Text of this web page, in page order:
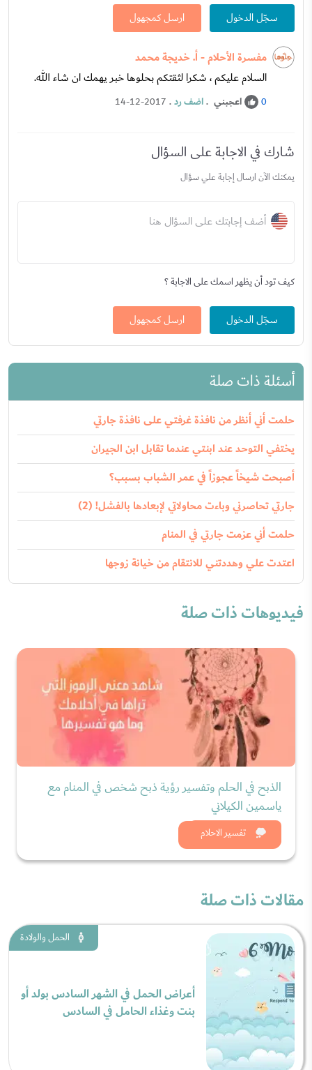
سجّل الدخول ارسل كمجهول
مفسرة الأحلام - أ. خديجة محمد
السلام عليكم ، شكرا لثقتكم بحلوها خبر يهمك ان شاء الله.
0 اعجبني .اضف رد.
14-12-2017
شارك في الاجابة على السؤال
يمكنك الآن ارسال إجابة علي سؤال
أضف إجابتك على السؤال هنا
كيف تود أن يظهر اسمك على الاجابة ؟
سجّل الدخول ارسل كمجهول
أسئلة ذات صلة
حلمت أني أنظر من نافذة غرفتي على نافذة جارتي
يختفي التوحد عند ابنتي عندما تقابل ابن الجيران
أصبحت شيخاً عجوزاً في عمر الشباب بسبب؟
جارتي تحاصرني وباءت محاولاتي لإبعادها بالفشل! (2)
حلمت أني عزمت جارتي في المنام
اعتدت علي وهددتني للانتقام من خيانة زوجها
فيديوهات ذات صلة
تفسير الاحلام
الذبح في الحلم وتفسير رؤية ذبح شخص في المنام مع
ياسمين الكيلاني
شاهد الان
مقالات ذات صلة
الحمل والولادة
أعراض الحمل في الشهر السادس بولد أو
بنت وغذاء الحامل في السادس